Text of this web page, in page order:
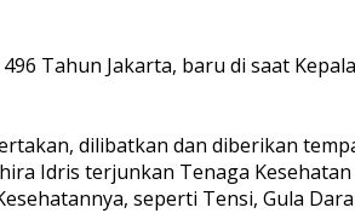
Tahun Jakarta, baru di saat
dilibatkan dan diberikan
Idris terjunkan Tenaga
seperti Tensi, Gula